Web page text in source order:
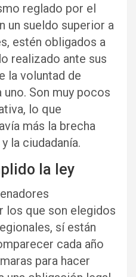
reglado por el
un sueldo superior a
estén obligados a
realizado ante sus
la voluntad de
Son muy pocos
lo que
más la brecha
la ciudadanía.
la ley
los que son elegidos
sí están
cada año
para hacer